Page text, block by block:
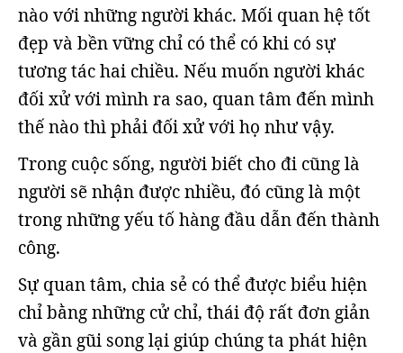
nào với những người khác. Mối quan hệ tốt
đẹp và bền vững chỉ có thể có khi có sự
tương tác hai chiều. Nếu muốn người khác
đối xử với mình ra sao, quan tâm đến mình
thế nào thì phải đối xử với họ như vậy.
Trong cuộc sống, người biết cho đi cũng là
người sẽ nhận được nhiều, đó cũng là một
trong những yếu tố hàng đầu dẫn đến thành
công.
Sự quan tâm, chia sẻ có thể được biểu hiện
chỉ bằng những cử chỉ, thái độ rất đơn giản
và gần gũi song lại giúp chúng ta phát hiện